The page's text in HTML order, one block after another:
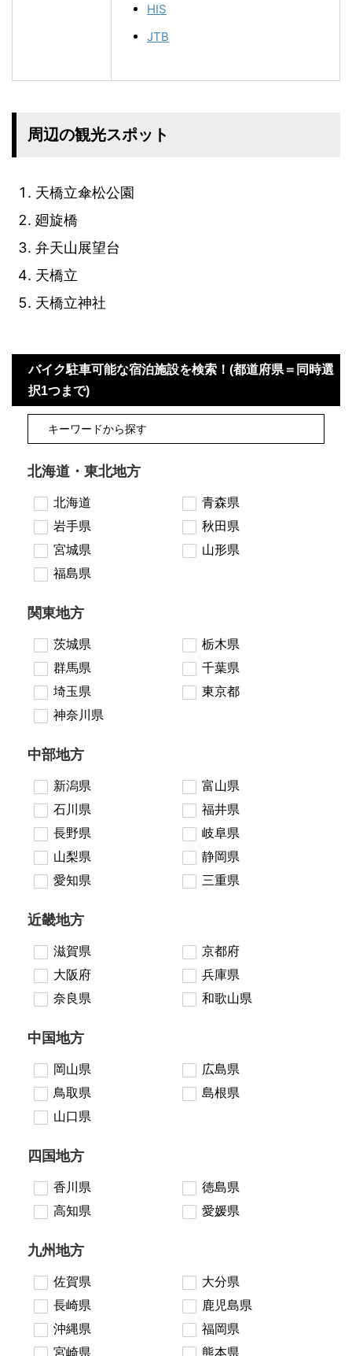
HIS
JTB
周辺の観光スポット
天橋立傘松公園
廻旋橋
弁天山展望台
天橋立
天橋立神社
バイク駐車可能な宿泊施設を検索！(都道府県＝同時選
択1つまで)
北海道・東北地方
北海道
青森県
岩手県
秋田県
宮城県
山形県
福島県
関東地方
茨城県
栃木県
群馬県
千葉県
埼玉県
東京都
神奈川県
中部地方
新潟県
富山県
石川県
福井県
長野県
岐阜県
山梨県
静岡県
愛知県
三重県
近畿地方
滋賀県
京都府
大阪府
兵庫県
奈良県
和歌山県
中国地方
岡山県
広島県
鳥取県
島根県
山口県
四国地方
香川県
徳島県
高知県
愛媛県
九州地方
佐賀県
大分県
長崎県
鹿児島県
沖縄県
福岡県
宮崎県
熊本県